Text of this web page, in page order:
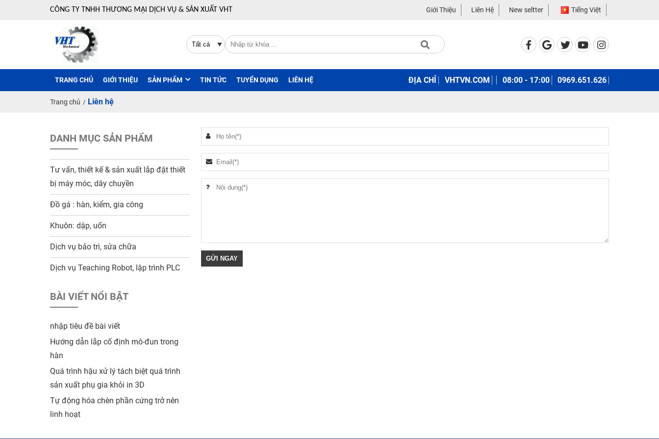
CÔNG TY TNHH THƯƠNG MẠI DỊCH VỤ & SẢN XUẤT VHT Giới Thiệu Liên Hệ New seltter Tiếng Việt
TRANG CHỦ GIỚI THIỆU SẢN PHẨM TIN TỨC TUYỂN DỤNG LIÊN HỆ ĐỊA CHỈ VHTVN.COM 08:00 - 17:00 0969.651.626
Trang chủ / Liên hệ
DANH MỤC SẢN PHẨM
Tư vấn, thiết kế & sản xuất lắp đặt thiết
bị máy móc, dây chuyền
Đồ gá : hàn, kiểm, gia công
Khuôn: dập, uốn
Dịch vụ bảo trì, sửa chữa
Dịch vụ Teaching Robot, lập trình PLC
BÀI VIẾT NỔI BẬT
nhập tiêu đề bài viết
Hướng dẫn lắp cố định mô-đun trong
hàn
Quá trình hậu xử lý tách biệt quá trình
sản xuất phụ gia khỏi in 3D
Tự động hóa chèn phần cứng trở nên
linh hoạt